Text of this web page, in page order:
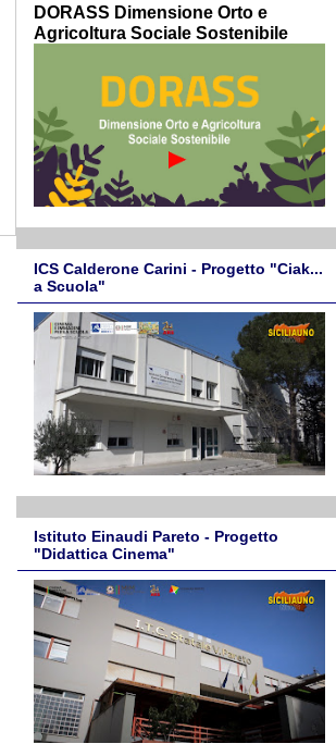
DORASS Dimensione Orto e
Agricoltura Sociale Sostenibile
ICS Calderone Carini - Progetto "Ciak...
a Scuola"
Istituto Einaudi Pareto - Progetto
"Didattica Cinema"